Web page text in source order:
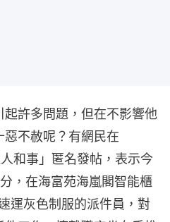
許多問題，但在不影響他
惡不赦呢？有網民在
和事」匿名發帖，表示今
，在海富苑海嵐閣智能櫃
運灰色制服的派件員，對